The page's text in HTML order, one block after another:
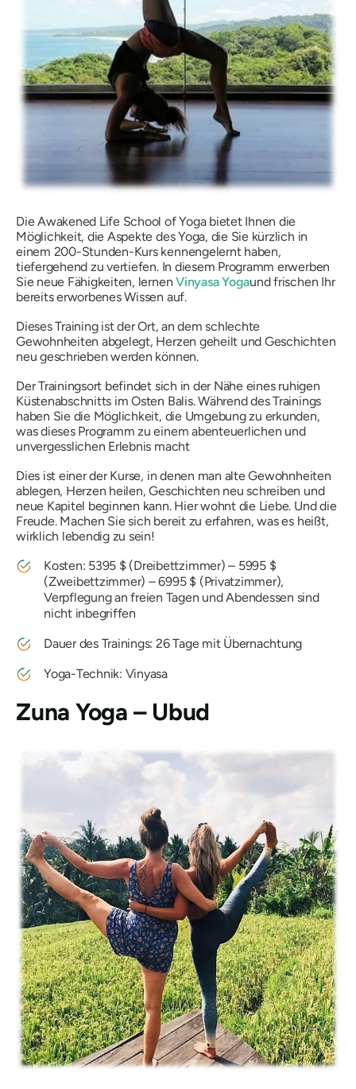
Die Awakened Life School of Yoga bietet Ihnen die
Möglichkeit, die Aspekte des Yoga, die Sie kürzlich in
einem 200-Stunden-Kurs kennengelernt haben,
tiefergehend zu vertiefen. In diesem Programm erwerben
Sie neue Fähigkeiten, lernenVinyasa Yogaund frischen Ihr
bereits erworbenes Wissen auf.
Dieses Training ist der Ort, an dem schlechte
Gewohnheiten abgelegt, Herzen geheilt und Geschichten
neu geschrieben werden können.
Der Trainingsort befindet sich in der Nähe eines ruhigen
Küstenabschnitts im Osten Balis. Während des Trainings
haben Sie die Möglichkeit, die Umgebung zu erkunden,
was dieses Programm zu einem abenteuerlichen und
unvergesslichen Erlebnis macht
Dies ist einer der Kurse, in denen man alte Gewohnheiten
ablegen, Herzen heilen, Geschichten neu schreiben und
neue Kapitel beginnen kann. Hier wohnt die Liebe. Und die
Freude. Machen Sie sich bereit zu erfahren, was es heißt,
wirklich lebendig zu sein!
Kosten: 5395 $ (Dreibettzimmer) – 5995 $
(Zweibettzimmer) – 6995 $ (Privatzimmer),
Verpflegung an freien Tagen und Abendessen sind
nicht inbegriffen
Dauer des Trainings: 26 Tage mit Übernachtung
Yoga-Technik: Vinyasa
Zuna Yoga – Ubud